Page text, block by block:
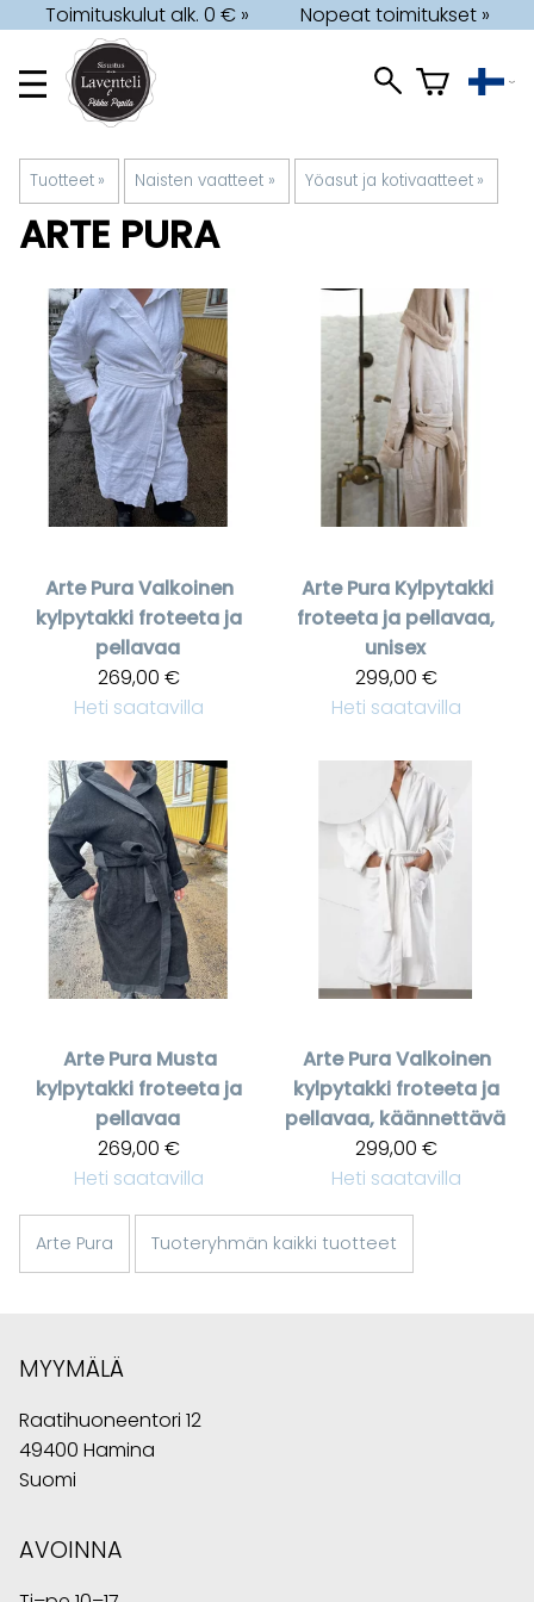
Toimituskulut alk. 0 € » Nopeat toimitukset »
Tuotteet ‪» Naisten vaatteet ‪» Yöasut ja kotivaatteet ‪»
ARTE PURA
Arte PuraValkoinen
kylpytakki froteeta ja
pellavaa
269,00 €
Heti saatavilla
Arte Pura Kylpytakki
froteeta ja pellavaa,
unisex
299,00 €
Heti saatavilla
Arte Pura Musta
kylpytakki froteeta ja
pellavaa
269,00 €
Heti saatavilla
Arte PuraValkoinen
kylpytakki froteeta ja
pellavaa, käännettävä
299,00 €
Heti saatavilla
Arte Pura Tuoteryhmän kaikki tuotteet
MYYMÄLÄ
Raatihuoneentori 12
49400 Hamina
Suomi
AVOINNA